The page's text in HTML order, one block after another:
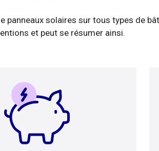
panneaux solaires sur tous types de
et peut se résumer ainsi.